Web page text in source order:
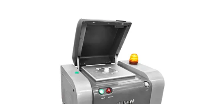
DATENSCHUTZRICHTLINIE